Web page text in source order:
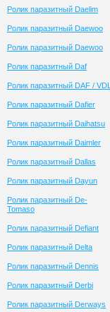
Ролик паразитный Daelim
Ролик паразитный Daewoo
Ролик паразитный Daewoo
Ролик паразитный Daf
Ролик паразитный DAF /
Ролик паразитный Dafier
Ролик паразитный Daihatsu
Ролик паразитный Daimler
Ролик паразитный Dallas
Ролик паразитный Dayun
Ролик паразитный De-
Tomaso
Ролик паразитный Defiant
Ролик паразитный Delta
Ролик паразитный Dennis
Ролик паразитный Derbi
Ролик паразитный Derways